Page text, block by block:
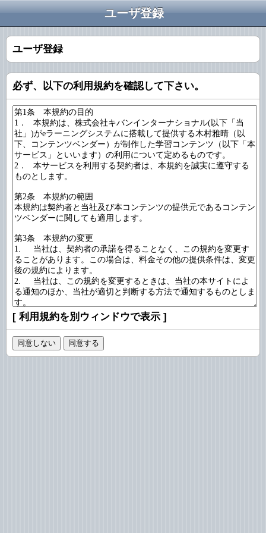
ユーザ登録
ユーザ登録
必ず、以下の利用規約を確認して下さい。
[ 利用規約を別ウィンドウで表示 ]